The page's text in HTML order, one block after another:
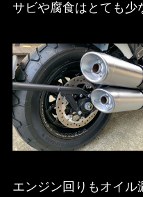
サビや腐食はとても少
エンジン回りもオイル